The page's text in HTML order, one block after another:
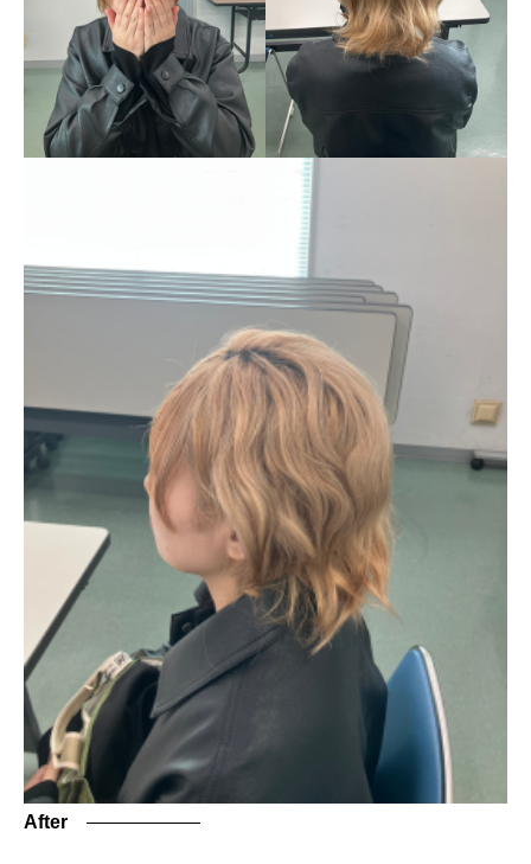
After